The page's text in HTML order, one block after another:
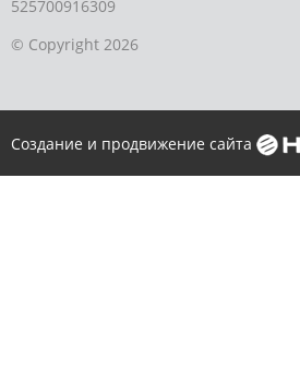
525700916309
© Copyright 2026
Создание и продвижение сайта